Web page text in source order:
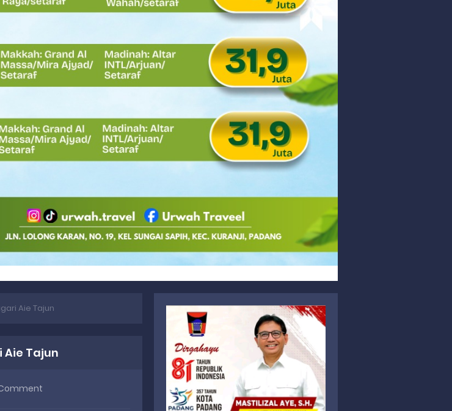
dan Transformasi Berjalan Tanpa PHK Massal
SALAREH AIA TIMUR, WUJUD NYATA KEPEDULIAN TNI UNTUK MASYARAKAT
Hal Ini
di Kabupaten Kepulauan Mentawai
Publik Tetap Terjaga
Friday, 7 August
Aie Tajun
Aie Tajun